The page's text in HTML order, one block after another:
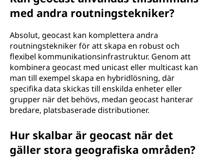
med andra routningstekniker?
Absolut, geocast kan komplettera andra
routningstekniker för att skapa en robust och
flexibel kommunikationsinfrastruktur. Genom att
kombinera geocast med unicast eller multicast kan
man till exempel skapa en hybridlösning, där
specifika data skickas till enskilda enheter eller
grupper när det behövs, medan geocast hanterar
bredare, platsbaserade distributioner.
Hur skalbar är geocast när det
gäller stora geografiska områden?